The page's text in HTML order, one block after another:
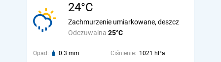
24°C
Odczuwalna 25°C
Zachmurzenie umiarkowane, deszcz
Opad: 0.3 mm Ciśnienie: 1021 hPa